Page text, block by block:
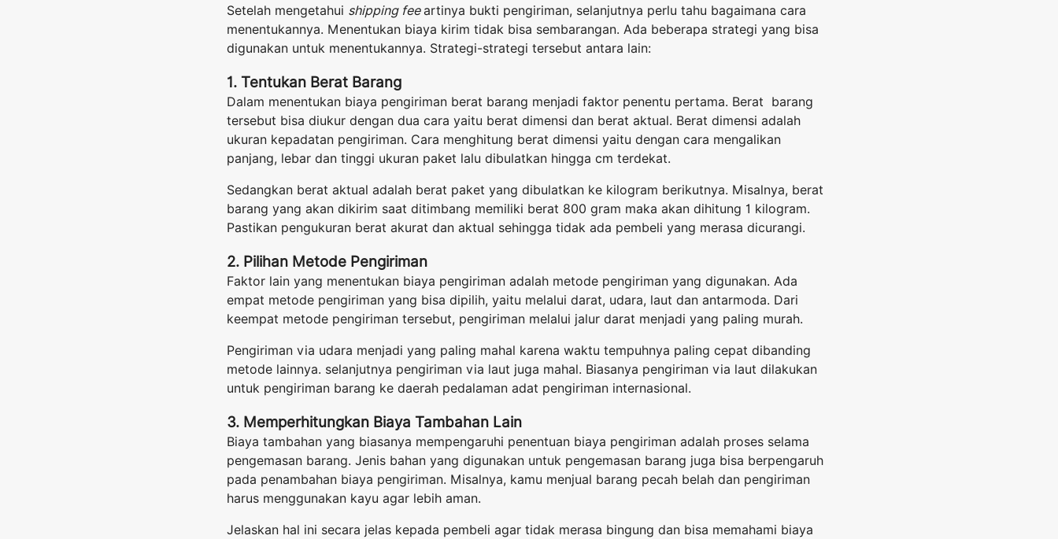
Setelah mengetahui shipping feeartinya bukti pengiriman, selanjutnya perlu tahu bagaimana cara
menentukannya. Menentukan biaya kirim tidak bisa sembarangan. Ada beberapa strategi yang bisa
digunakan untuk menentukannya. Strategi-strategi tersebut antara lain:
1. Tentukan Berat Barang
Dalam menentukan biaya pengiriman berat barang menjadi faktor penentu pertama. Berat barang
tersebut bisa diukur dengan dua cara yaitu berat dimensi dan berat aktual. Berat dimensi adalah
ukuran kepadatan pengiriman. Cara menghitung berat dimensi yaitu dengan cara mengalikan
panjang, lebar dan tinggi ukuran paket lalu dibulatkan hingga cm terdekat.
Sedangkan berat aktual adalah berat paket yang dibulatkan ke kilogram berikutnya. Misalnya, berat
barang yang akan dikirim saat ditimbang memiliki berat 800 gram maka akan dihitung 1 kilogram.
Pastikan pengukuran berat akurat dan aktual sehingga tidak ada pembeli yang merasa dicurangi.
2. Pilihan Metode Pengiriman
Faktor lain yang menentukan biaya pengiriman adalah metode pengiriman yang digunakan. Ada
empat metode pengiriman yang bisa dipilih, yaitu melalui darat, udara, laut dan antarmoda. Dari
keempat metode pengiriman tersebut, pengiriman melalui jalur darat menjadi yang paling murah.
Pengiriman via udara menjadi yang paling mahal karena waktu tempuhnya paling cepat dibanding
metode lainnya. selanjutnya pengiriman via laut juga mahal. Biasanya pengiriman via laut dilakukan
untuk pengiriman barang ke daerah pedalaman adat pengiriman internasional.
3. Memperhitungkan Biaya Tambahan Lain
Biaya tambahan yang biasanya mempengaruhi penentuan biaya pengiriman adalah proses selama
pengemasan barang. Jenis bahan yang digunakan untuk pengemasan barang juga bisa berpengaruh
pada penambahan biaya pengiriman. Misalnya, kamu menjual barang pecah belah dan pengiriman
harus menggunakan kayu agar lebih aman.
Jelaskan hal ini secara jelas kepada pembeli agar tidak merasa bingung dan bisa memahami biaya